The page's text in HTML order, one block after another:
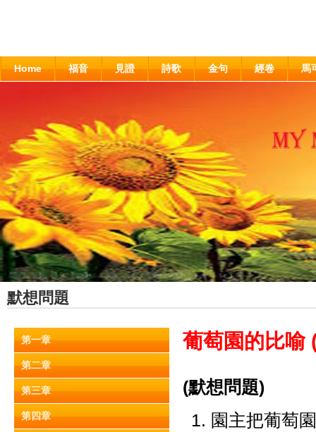
Home 福音 見證 詩歌 金句 經卷 馬
默想問題
第一章
第二章
第三章
第四章
葡萄園的比喻
(默想問題)
園主把葡萄